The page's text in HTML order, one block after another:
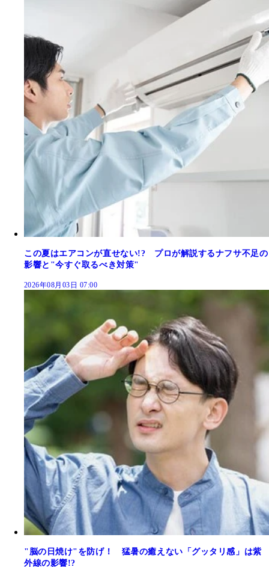
この夏はエアコンが直せない!? プロが解説するナフサ不足の
影響と"今すぐ取るべき対策"
2026年08月03日 07:00
"脳の日焼け"を防げ！ 猛暑の癒えない「グッタリ感」は紫
外線の影響!?